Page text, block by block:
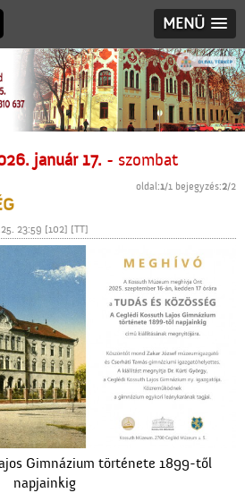
MENÜ
január 17. - szombat
oldal:1/1 bejegyzés:2/2
23:59 [102] [TT]
Gimnázium története 1899-től
napjainkig